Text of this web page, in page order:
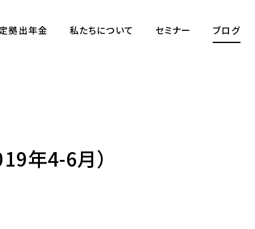
拠出年金 私たちについて セミナー ブログ
年4-6月）